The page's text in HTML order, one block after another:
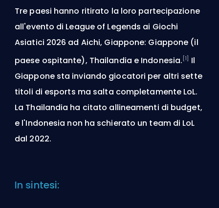
Tre paesi hanno ritirato la loro partecipazione
all'evento di League of Legends ai Giochi
Asiatici 2026 ad Aichi, Giappone: Giappone (il
paese ospitante), Thailandia e Indonesia. [1]
Il
Giappone sta inviando giocatori per altri sette
titoli di esports ma salta completamente LoL.
La Thailandia ha citato allineamenti di budget,
e l'Indonesia non ha schierato un team di LoL
dal 2022.
In sintesi: